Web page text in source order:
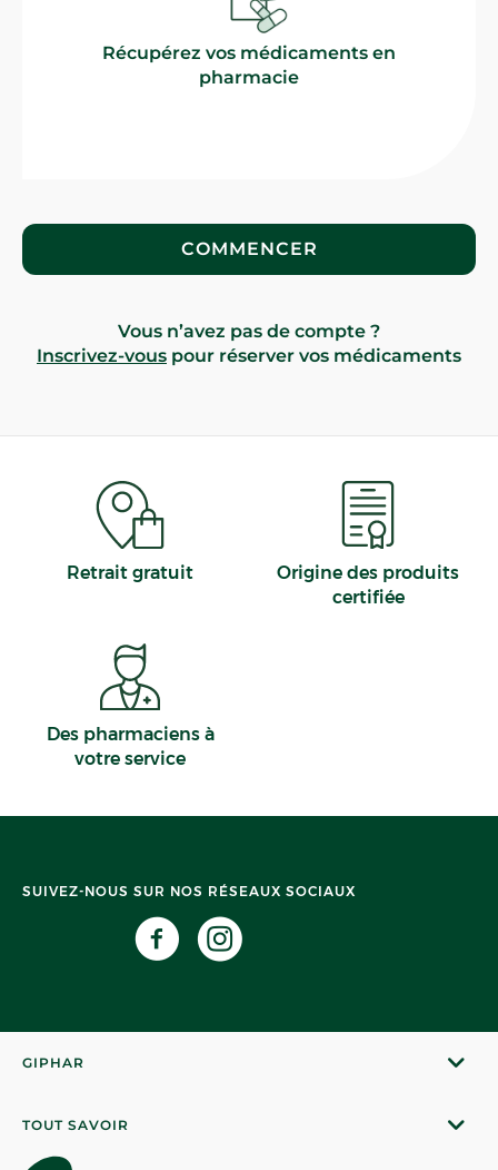
Récupérez vos médicaments en
pharmacie
COMMENCER
Vous n’avez pas de compte ?
Inscrivez-vous pour réserver vos médicaments
Retrait gratuit
Origine des produits
certifiée
Des pharmaciens à
votre service
SUIVEZ-NOUS SUR NOS RÉSEAUX SOCIAUX
GIPHAR
TOUT SAVOIR